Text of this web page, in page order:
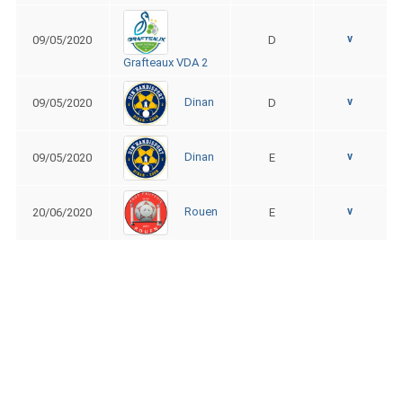
09/05/2020
Grafteaux VDA 2
D v
09/05/2020 Dinan D v
09/05/2020 Dinan E v
20/06/2020 Rouen E v